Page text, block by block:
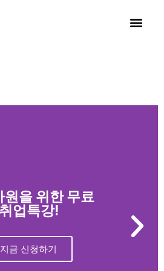
원을 위한 무료
취업특강!
지금 신청하기